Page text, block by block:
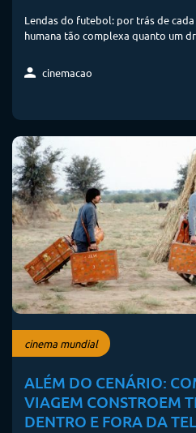
Lendas do futebol: por trás de
humana tão complexa quanto um
cinemacao
cinema mundial
ALÉM DO CENÁRIO:
VIAGEM CONSTROEM
DENTRO E FORA DA